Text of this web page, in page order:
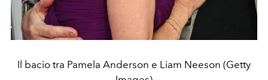
Il bacio tra Pamela Anderson e Liam Neeson (Getty